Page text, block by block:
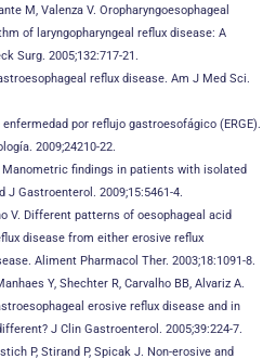
M, Valenza V. Oropharyngoesophageal
of laryngopharyngeal reflux disease: A
Surg. 2005;132:717-21.
reflux disease. Am J Med Sci.
por reflujo gastroesofágico (ERGE).
2009;24210-22.
Manometric findings in patients with isolated
Gastroenterol. 2009;15:5461-4.
V. Different patterns of oesophageal acid
disease from either erosive reflux
Aliment Pharmacol Ther. 2003;18:1091-8.
Y, Shechter R, Carvalho BB, Alvariz A.
erosive reflux disease and in
J Clin Gastroenterol. 2005;39:224-7.
P, Stirand P, Spicak J. Non-erosive and